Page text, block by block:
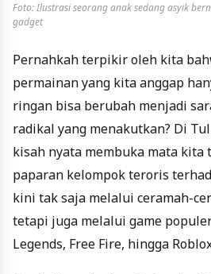
Foto: Ilustrasi seorang anak sedang asyik
gadget
Pernahkah terpikir oleh kita
permainan yang kita anggap
ringan bisa berubah menjadi
radikal yang menakutkan? Di
kisah nyata membuka mata kita
paparan kelompok teroris
kini tak saja melalui ceramah-
tetapi juga melalui game
Legends, Free Fire, hingga